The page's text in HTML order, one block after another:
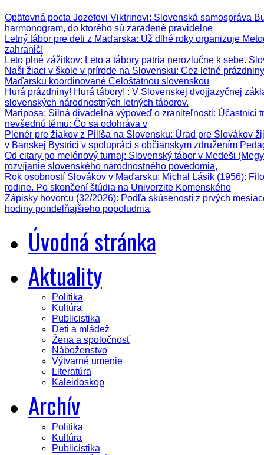
Opätovná pocta Jozefovi Viktrinovi: Slovenská samospráva
harmonogram, do ktorého sú zaradené pravidelne
Letný tábor pre deti z Maďarska: Už dlhé roky organizuje
zahraničí
Leto plné zážitkov: Leto a tábory patria nerozlučne k sebe.
Naši žiaci v škole v prírode na Slovensku: Cez letné
Maďarsku koordinované Celoštátnou slovenskou
Hurá prázdniny! Hurá tábory! : V Slovenskej dvojjazyčnej
slovenských národnostných letných táborov.
Mariposa: Silná divadelná výpoveď o zraniteľnosti: Účastníci
nevšednú tému: Čo sa odohráva v
Plenér pre žiakov z Pilíša na Slovensku: Úrad pre Slovákov
v Banskej Bystrici v spolupráci s občianskym združením
Od citary po melónový turnaj: Slovenský tábor v Medeši
rozvíjanie slovenského národnostného povedomia,
Rok osobností Slovákov v Maďarsku: Michal Lásik (1956):
rodine. Po skončení štúdia na Univerzite Komenského
Zápisky hovorcu (32/2026): Podľa skúseností z prvých
hodiny pondelňajšieho popoludnia,
Úvodná stránka
Aktuality
Politika
Kultúra
Publicistika
Deti a mládež
Žena a spoločnosť
Náboženstvo
Výtvarné umenie
Literatúra
Kaleidoskop
Archív
Politika
Kultúra
Publicistika